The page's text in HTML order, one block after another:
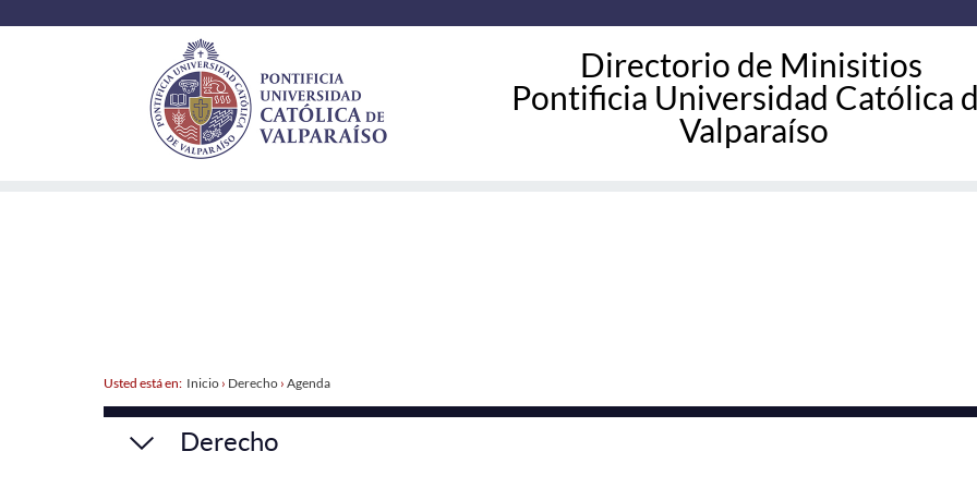
Directorio de Minisitios
Pontificia Universidad Católica
Valparaíso
Usted está en: Inicio› Derecho› Agenda
Derecho